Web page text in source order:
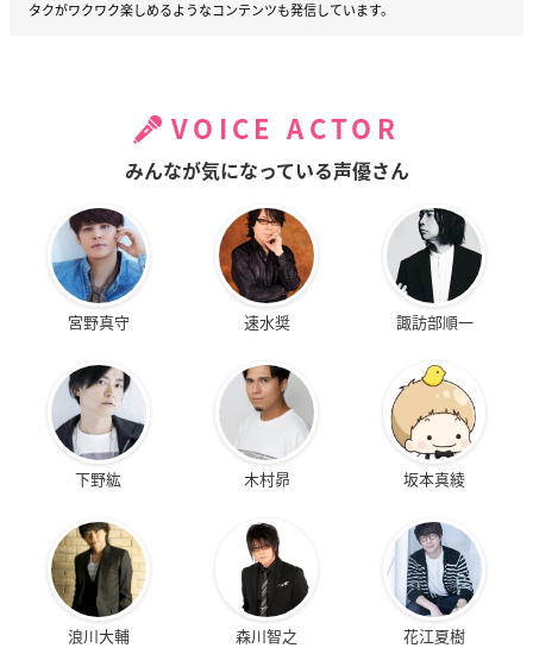
タクがワクワク楽しめるようなコンテンツも発信しています。
VOICE ACTOR
みんなが気になっている声優さん
宮野真守 速水奨 諏訪部順一
下野紘 木村昴 坂本真綾
浪川大輔 森川智之 花江夏樹